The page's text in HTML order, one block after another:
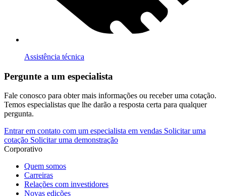
Assistência técnica
Pergunte a um especialista
Fale conosco para obter mais informações ou receber uma cotação.
Temos especialistas que lhe darão a resposta certa para qualquer
pergunta.
Entrar em contato com um especialista em vendas Solicitar uma
cotação Solicitar uma demonstração
Corporativo
Quem somos
Carreiras
Relações com investidores
Novas edições